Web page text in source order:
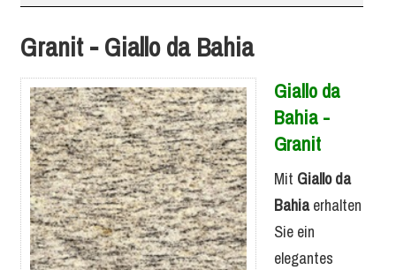
Granit - Giallo da Bahia
Giallo da
Bahia -
Granit
Mit Giallo da
Bahiaerhalten
Sie ein
elegantes